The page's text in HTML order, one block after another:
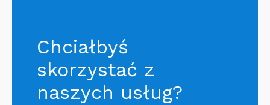
Chciałbyś
skorzystać z
naszych usług?